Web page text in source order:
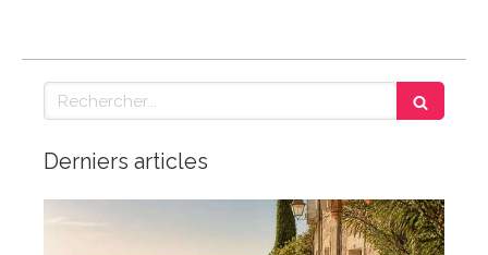
Rechercher
Derniers articles